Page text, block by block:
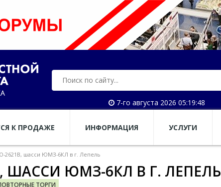
7-го августа 2026 05:19:49
К ПРОДАЖЕ ИНФОРМАЦИЯ УСЛУГИ
2621В, шасси ЮМЗ-6КЛ в г. Лепель
ШАССИ ЮМЗ-6КЛ В Г. ЛЕПЕЛЬ
ТОРГИ